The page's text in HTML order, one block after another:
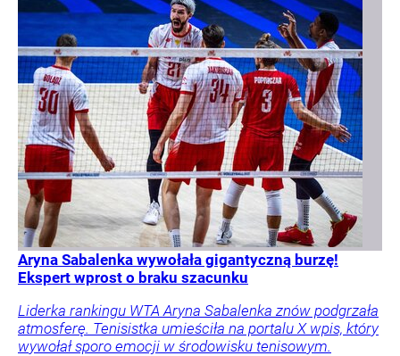
Aryna Sabalenka wywołała gigantyczną burzę!
Ekspert wprost o braku szacunku
Liderka rankingu WTA Aryna Sabalenka znów podgrzała
atmosferę. Tenisistka umieściła na portalu X wpis, który
wywołał sporo emocji w środowisku tenisowym.